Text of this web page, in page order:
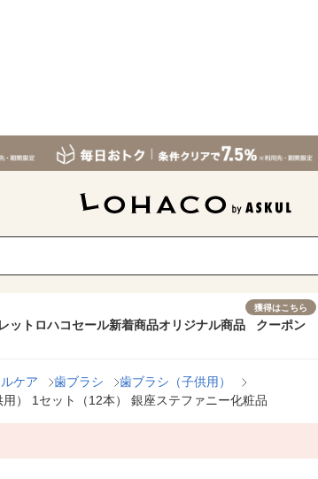
ット ロハコセール新着商品オリジナル商品
獲得はこちら
クーポン
ケア 歯ブラシ
歯ブラシ（子供用）
） 1セット（12本） 銀座ステファニー化粧品